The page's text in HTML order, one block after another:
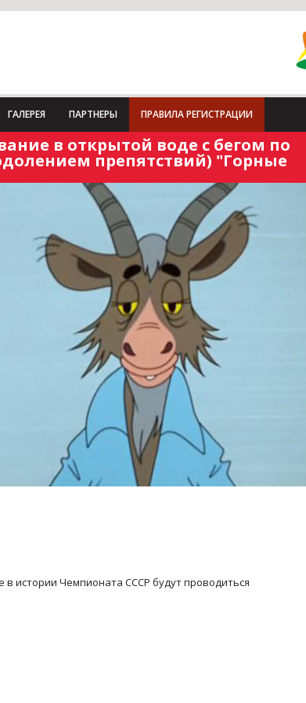
ГАЛЕРЕЯ ПАРТНЕРЫ ПРАВИЛА РЕГИСТРАЦИИ
в открытой воде с бегом по
препятствий) "Горные
в истории Чемпионата СССР будут проводиться